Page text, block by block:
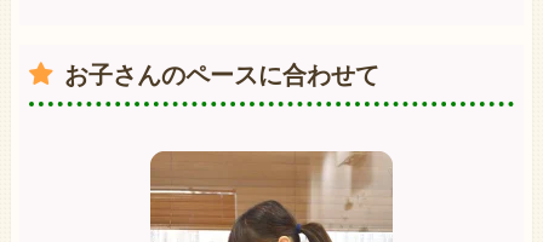
お子さんのペースに合わせて